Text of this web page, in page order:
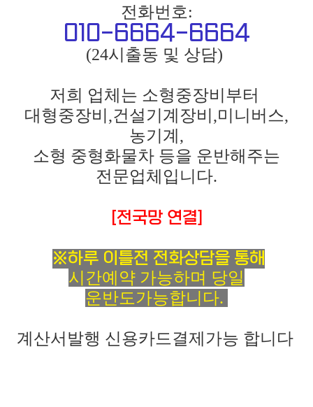
전화번호:
010-6664-6664
(24시출동 및 상담)
저희 업체는 소형중장비부터
대형중장비,건설기계장비,미니버스,
농기계,
소형 중형화물차 등을 운반해주는
전문업체입니다.
[전국망 연결]
※하루 이틀전 전화상담을 통해
시간예약 가능하며 당일
운반도가능합니다.
계산서발행 신용카드결제가능 합니다